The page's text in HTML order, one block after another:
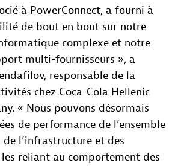
à PowerConnect, a fourni à
de bout en bout sur notre
complexe et notre
multi-fournisseurs », a
responsable de la
chez Coca-Cola Hellenic
« Nous pouvons désormais
de performance de l’ensemble
l’infrastructure et des
les reliant au comportement des